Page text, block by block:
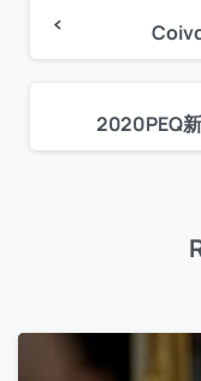
Continue
Reading